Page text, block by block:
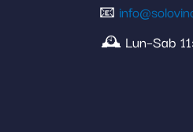
📧
🕰️ Lun–Sab